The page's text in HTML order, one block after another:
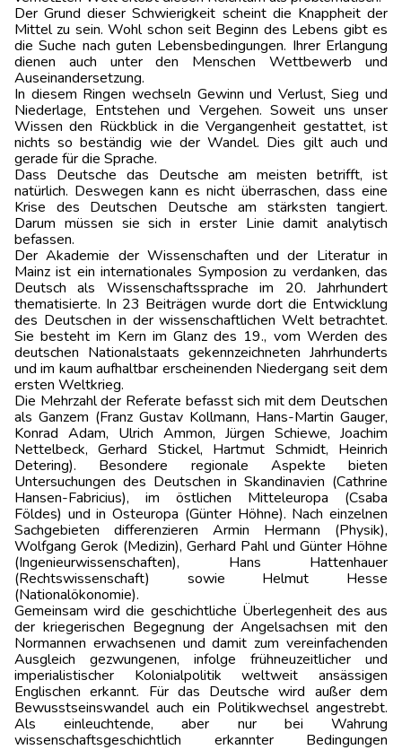
Der Grund dieser Schwierigkeit scheint die Knappheit der
Mittel zu sein. Wohl schon seit Beginn des Lebens gibt es
die Suche nach guten Lebensbedingungen. Ihrer Erlangung
dienen auch unter den Menschen Wettbewerb und
Auseinandersetzung.
In diesem Ringen wechseln Gewinn und Verlust, Sieg und
Niederlage, Entstehen und Vergehen. Soweit uns unser
Wissen den Rückblick in die Vergangenheit gestattet, ist
nichts so beständig wie der Wandel. Dies gilt auch und
gerade für die Sprache.
Dass Deutsche das Deutsche am meisten betrifft, ist
natürlich. Deswegen kann es nicht überraschen, dass eine
Krise des Deutschen Deutsche am stärksten tangiert.
Darum müssen sie sich in erster Linie damit analytisch
befassen.
Der Akademie der Wissenschaften und der Literatur in
Mainz ist ein internationales Symposion zu verdanken, das
Deutsch als Wissenschaftssprache im 20. Jahrhundert
thematisierte. In 23 Beiträgen wurde dort die Entwicklung
des Deutschen in der wissenschaftlichen Welt betrachtet.
Sie besteht im Kern im Glanz des 19., vom Werden des
deutschen Nationalstaats gekennzeichneten Jahrhunderts
und im kaum aufhaltbar erscheinenden Niedergang seit dem
ersten Weltkrieg.
Die Mehrzahl der Referate befasst sich mit dem Deutschen
als Ganzem (Franz Gustav Kollmann, Hans-Martin Gauger,
Konrad Adam, Ulrich Ammon, Jürgen Schiewe, Joachim
Nettelbeck, Gerhard Stickel, Hartmut Schmidt, Heinrich
Detering). Besondere regionale Aspekte bieten
Untersuchungen des Deutschen in Skandinavien (Cathrine
Hansen-Fabricius), im östlichen Mitteleuropa (Csaba
Földes) und in Osteuropa (Günter Höhne). Nach einzelnen
Sachgebieten differenzieren Armin Hermann (Physik),
Wolfgang Gerok (Medizin), Gerhard Pahl und Günter Höhne
(Ingenieurwissenschaften), Hans Hattenhauer
(Rechtswissenschaft) sowie Helmut Hesse
(Nationalökonomie).
Gemeinsam wird die geschichtliche Überlegenheit des aus
der kriegerischen Begegnung der Angelsachsen mit den
Normannen erwachsenen und damit zum vereinfachenden
Ausgleich gezwungenen, infolge frühneuzeitlicher und
imperialistischer Kolonialpolitik weltweit ansässigen
Englischen erkannt. Für das Deutsche wird außer dem
Bewusstseinswandel auch ein Politikwechsel angestrebt.
Als einleuchtende, aber nur bei Wahrung
wissenschaftsgeschichtlich erkannter Bedingungen